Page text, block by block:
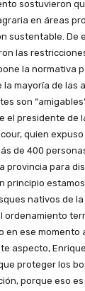
sostuvieron
en áreas
sustentable. De
las
la normativa
mayoría de las
son
el presidente de
quien
de 400
provincia para
principio
nativos de
ordenamiento
en ese momento
aspecto,
proteger los
porque eso